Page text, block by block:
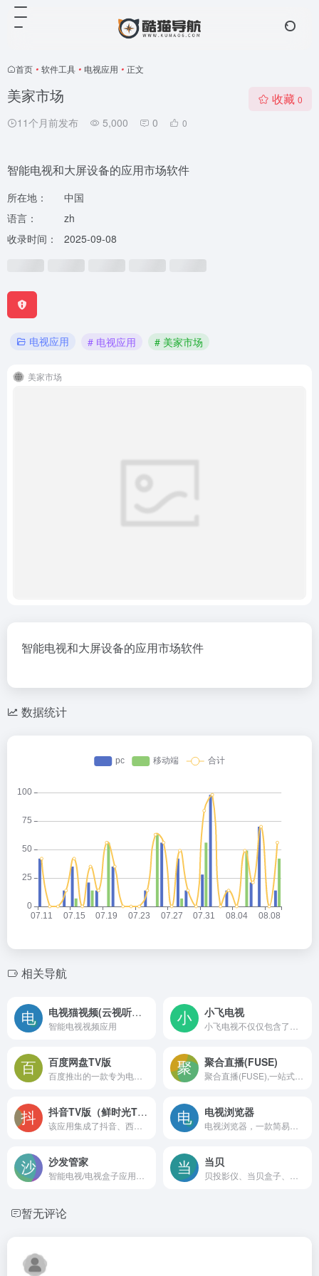
首页 • 软件工具 • 电视应用 • 正文
美家市场
11个月前发布 5,000 0 0
收藏 0
智能电视和大屏设备的应用市场软件
所在地：
中国
语言：
zh
收录时间：
2025-09-08
电视应用 # 电视应用 # 美家市场
美家市场
智能电视和大屏设备的应用市场软件
数据统计
相关导航
电视猫视频(云视听MoreTV)TV版
智能电视视频应用
小飞电视
百度网盘TV版 聚合直播(FUSE)
抖音TV版（鲜时光TV） 电视浏览器
沙发管家 当贝
暂无评论